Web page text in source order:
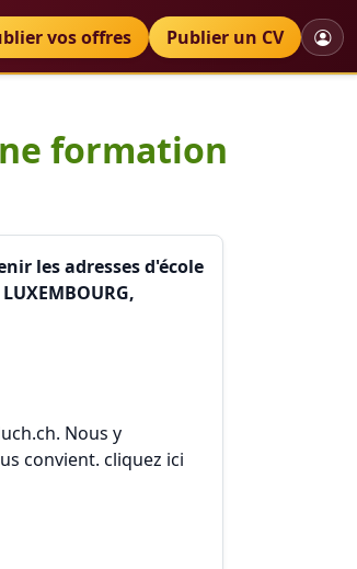
Petites annonces
vos offres Publier un CV
formation
les adresses d'école
Nous y
convient. cliquez ici